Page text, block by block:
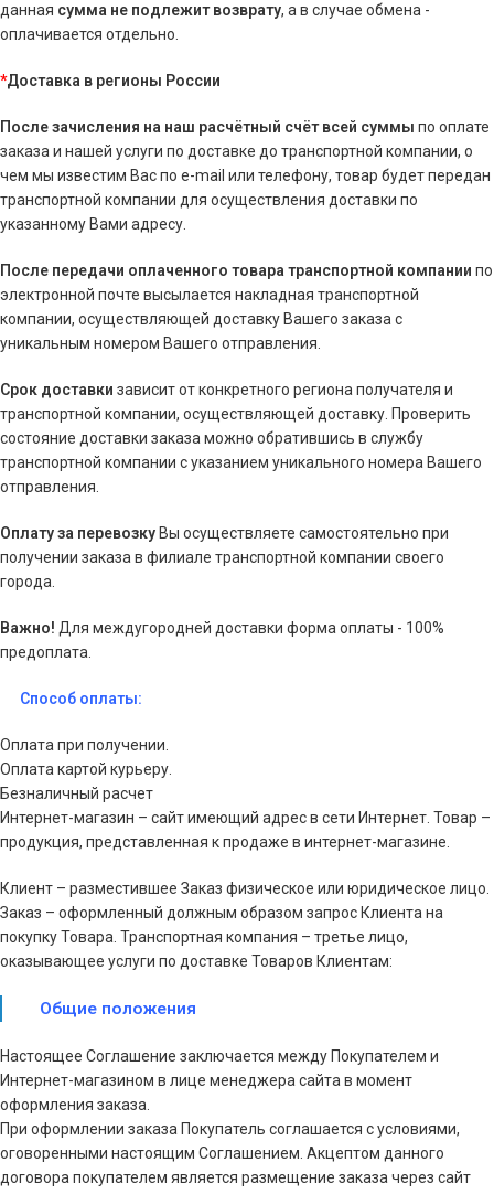
данная сумма не подлежит возврату, а в случае обмена -
оплачивается отдельно.
*Доставка в регионы России
После зачисления на наш расчётный счёт всей суммы по оплате
заказа и нашей услуги по доставке до транспортной компании, о
чем мы известим Вас по e-mail или телефону, товар будет передан
транспортной компании для осуществления доставки по
указанному Вами адресу.
После передачи оплаченного товара транспортной компании по
электронной почте высылается накладная транспортной
компании, осуществляющей доставку Вашего заказа с
уникальным номером Вашего отправления.
Срок доставки зависит от конкретного региона получателя и
транспортной компании, осуществляющей доставку. Проверить
состояние доставки заказа можно обратившись в службу
транспортной компании с указанием уникального номера Вашего
отправления.
Оплату за перевозку Вы осуществляете самостоятельно при
получении заказа в филиале транспортной компании своего
города.
Важно! Для междугородней доставки форма оплаты - 100%
предоплата.
Способ оплаты:
Оплата при получении.
Оплата картой курьеру.
Безналичный расчет
Интернет-магазин – сайт имеющий адрес в сети Интернет. Товар –
продукция, представленная к продаже в интернет-магазине.
Клиент – разместившее Заказ физическое или юридическое лицо.
Заказ – оформленный должным образом запрос Клиента на
покупку Товара. Транспортная компания – третье лицо,
оказывающее услуги по доставке Товаров Клиентам:
Общие положения
Настоящее Соглашение заключается между Покупателем и
Интернет-магазином в лице менеджера сайта в момент
оформления заказа.
При оформлении заказа Покупатель соглашается с условиями,
оговоренными настоящим Соглашением. Акцептом данного
договора покупателем является размещение заказа через сайт